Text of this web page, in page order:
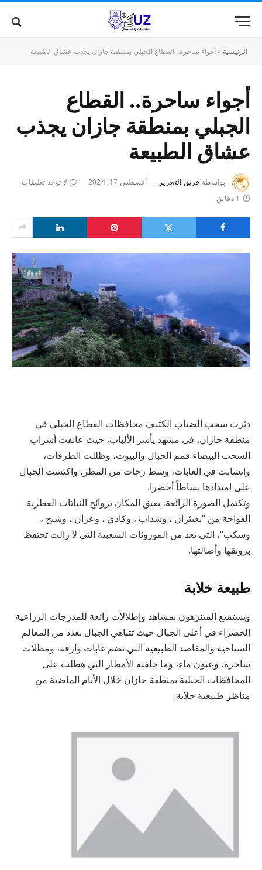
الرئيسية » أجواء ساحرة.. القطاع الجبلي بمنطقة جازان يجذب عشاق الطبيعة
أجواء ساحرة.. القطاع
الجبلي بمنطقة جازان يجذب
عشاق الطبيعة
بواسطة فريق التحرير أغسطس 17, 2024
لا توجد تعليقات
1 دقائق
دثرت سحب الضباب الكثيف محافظات القطاع الجبلي في
منطقة جازان، في مشهد يأسر الألباب، حيث عانقت أسراب
السحب البيضاء قمم الجبال والبيوت، وظللت الطرقات،
وانسابت في الغابات، وسط زخات من المطر، واكتست الجبال
على امتدادها بساطاً أخضرا.
وتكتمل الصورة الرائعة، بعبق المكان بروائح النباتات العطرية
الفواحة من “بعيثران ، وشذاب ، وكادي ، وعزان ، وشيح ،
وسكب”، التي تعد من الموروثات الشعبية التي لا زالت تحتفظ
برونقها وأصالتها.
طبيعة خلابة
ويستمتع المتنزهون بمشاهد وإطلالات رائعة للمدرجات الزراعية
الخضراء في أعلى الجبال حيث تتباهي الجبال بعدد من المعالم
السياحية والمقاصد الطبيعية التي تضم غابات وارفة، ومطلات
ساحرة، وعيون ماء، وما خلفته الأمطار التي هطلت على
المحافظات الجبلية بمنطقة جازان خلال الأيام الماضية من
مناظر طبيعية خلابة.